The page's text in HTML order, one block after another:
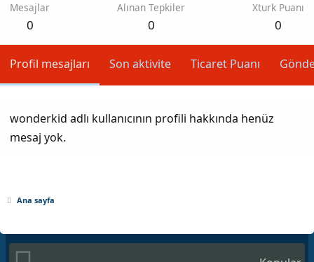
Mesajlar
0
Alınan Tepkiler
0
Xturk Puanı
0
Profil mesajları Son aktivite Ticaret Puanı
wonderkid adlı kullanıcının profili hakkında henüz
mesaj yok.
Ana sayfa